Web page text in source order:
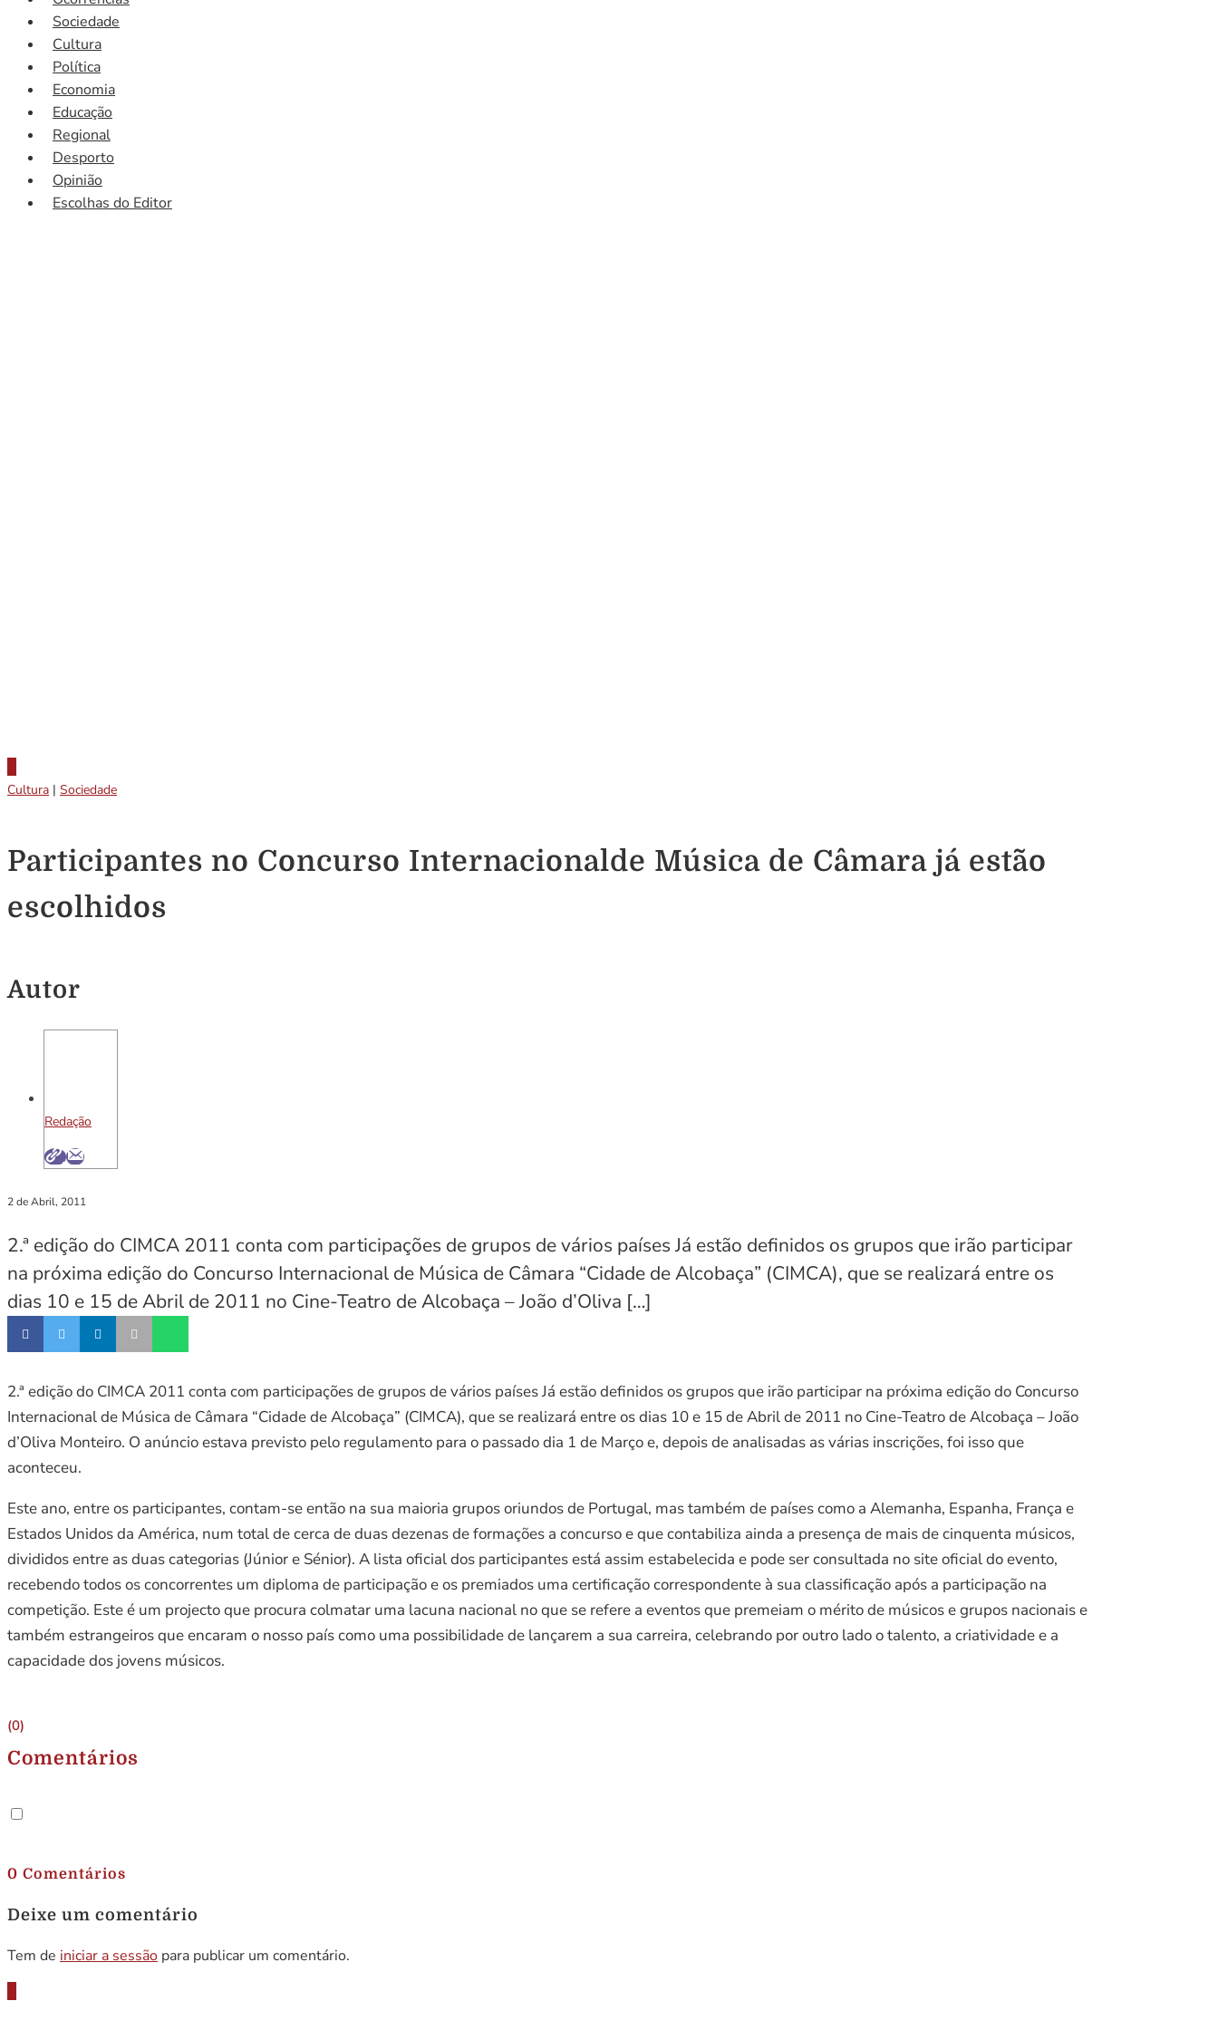
Sociedade
Cultura
Política
Economia
Educação
Regional
Desporto
Opinião
Escolhas do Editor
Cultura | Sociedade
Participantes no Concurso Internacionalde Música de Câmara já estão
escolhidos
Autor
Redação
2 de Abril, 2011
2.ª edição do CIMCA 2011 conta com participações de grupos de vários países Já estão definidos os grupos que irão participar
na próxima edição do Concurso Internacional de Música de Câmara “Cidade de Alcobaça” (CIMCA), que se realizará entre os
dias 10 e 15 de Abril de 2011 no Cine-Teatro de Alcobaça – João d’Oliva […]
2.ª edição do CIMCA 2011 conta com participações de grupos de vários países Já estão definidos os grupos que irão participar na próxima edição do Concurso
Internacional de Música de Câmara “Cidade de Alcobaça” (CIMCA), que se realizará entre os dias 10 e 15 de Abril de 2011 no Cine-Teatro de Alcobaça – João
d’Oliva Monteiro. O anúncio estava previsto pelo regulamento para o passado dia 1 de Março e, depois de analisadas as várias inscrições, foi isso que
aconteceu.
Este ano, entre os participantes, contam-se então na sua maioria grupos oriundos de Portugal, mas também de países como a Alemanha, Espanha, França e
Estados Unidos da América, num total de cerca de duas dezenas de formações a concurso e que contabiliza ainda a presença de mais de cinquenta músicos,
divididos entre as duas categorias (Júnior e Sénior). A lista oficial dos participantes está assim estabelecida e pode ser consultada no site oficial do evento,
recebendo todos os concorrentes um diploma de participação e os premiados uma certificação correspondente à sua classificação após a participação na
competição. Este é um projecto que procura colmatar uma lacuna nacional no que se refere a eventos que premeiam o mérito de músicos e grupos nacionais e
também estrangeiros que encaram o nosso país como uma possibilidade de lançarem a sua carreira, celebrando por outro lado o talento, a criatividade e a
capacidade dos jovens músicos.
(0)
Comentários
0 Comentários
Deixe um comentário
Tem de iniciar a sessão para publicar um comentário.